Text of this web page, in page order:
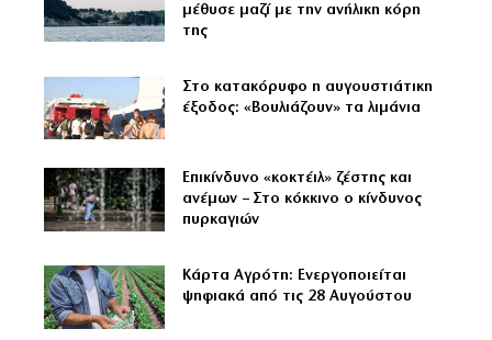
μέθυσε μαζί με την ανήλικη κόρη
της
Στο κατακόρυφο η αυγουστιάτικη
έξοδος: «Βουλιάζουν» τα λιμάνια
Επικίνδυνο «κοκτέιλ» ζέστης και
ανέμων – Στο κόκκινο ο κίνδυνος
πυρκαγιών
Κάρτα Αγρότη: Ενεργοποιείται
ψηφιακά από τις 28 Αυγούστου